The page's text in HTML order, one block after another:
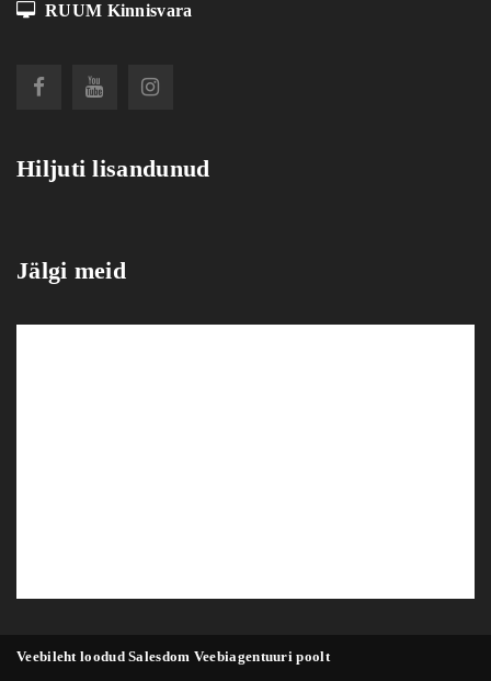
RUUM Kinnisvara
Hiljuti lisandunud
Jälgi meid
Veebileht loodud Salesdom Veebiagentuuri poolt